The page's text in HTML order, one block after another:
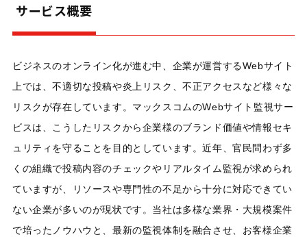
サービス概要
ビジネスのオンライン化が進む中、企業が運営するWebサイト
上では、不適切な投稿や炎上リスク、不正アクセスなど様々な
リスクが存在しています。マックスコムのWebサイト監視サー
ビスは、こうしたリスクから企業様のブランド価値や情報セキ
ュリティを守ることを目的としています。近年、官民問わず多
くの組織で投稿内容のチェックやリアルタイム監視が求められ
ていますが、リソースや専門性の不足から十分に対応できてい
ない企業が多いのが現状です。当社は多様な業界・大規模案件
で培ったノウハウと、最新の監視体制を融合させ、お客様企業